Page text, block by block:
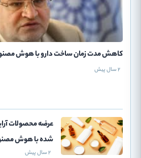
کاهش مدت زمان ساخت دارو با هوش
2 سال پیش
عرضه محصولات
شده با هوش
2 سال پیش